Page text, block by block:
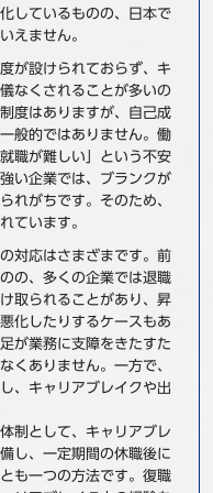
ナビリティ 企業情報
用情報
せ
しているものの、日本で
えません。
が設けられておらず、キ
なくされることが多いの
度はありますが、自己成
般的ではありません。働
職が難しい」という不安
い企業では、ブランクが
れがちです。そのため、
ています。
対応はさまざまです。前
の、多くの企業では退職
取られることがあり、昇
化したりするケースもあ
が業務に支障をきたすた
くありません。一方で、
、キャリアブレイクや出
制として、キャリアブレ
し、一定期間の休職後に
も一つの方法です。復職